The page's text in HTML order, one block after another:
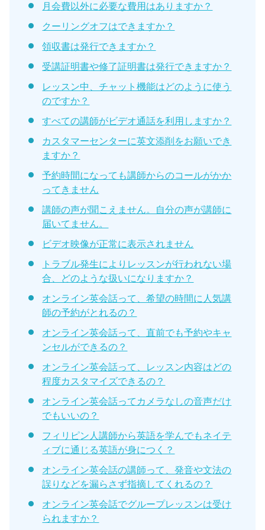
月会費以外に必要な費用はありますか？
クーリングオフはできますか？
領収書は発行できますか？
受講証明書や修了証明書は発行できますか？
レッスン中、チャット機能はどのように使う
のですか？
すべての講師がビデオ通話を利用しますか？
カスタマーセンターに英文添削をお願いでき
ますか？
予約時間になっても講師からのコールがかか
ってきません
講師の声が聞こえません。自分の声が講師に
届いてません。
ビデオ映像が正常に表示されません
トラブル発生によりレッスンが行われない場
合、どのような扱いになりますか？
オンライン英会話って、希望の時間に人気講
師の予約がとれるの？
オンライン英会話って、直前でも予約やキャ
ンセルができるの？
オンライン英会話って、レッスン内容はどの
程度カスタマイズできるの？
オンライン英会話ってカメラなしの音声だけ
でもいいの？
フィリピン人講師から英語を学んでもネイテ
ィブに通じる英語が身につく？
オンライン英会話の講師って、発音や文法の
誤りなどを漏らさず指摘してくれるの？
オンライン英会話でグループレッスンは受け
られますか？